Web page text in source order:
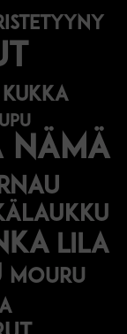
kukka
nämä
lila
mouru